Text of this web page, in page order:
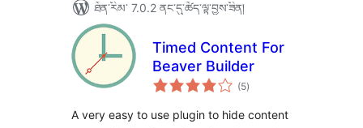
ཐོན་རིམ་ 7.0.2 ནང་དུ་ཚོད་ལྟ་བྱས་ཟིན།
Timed Content For
Beaver Builder
(5གདེང་
འཇོག་
ཚང་།
)
A very easy to use plugin to hide content